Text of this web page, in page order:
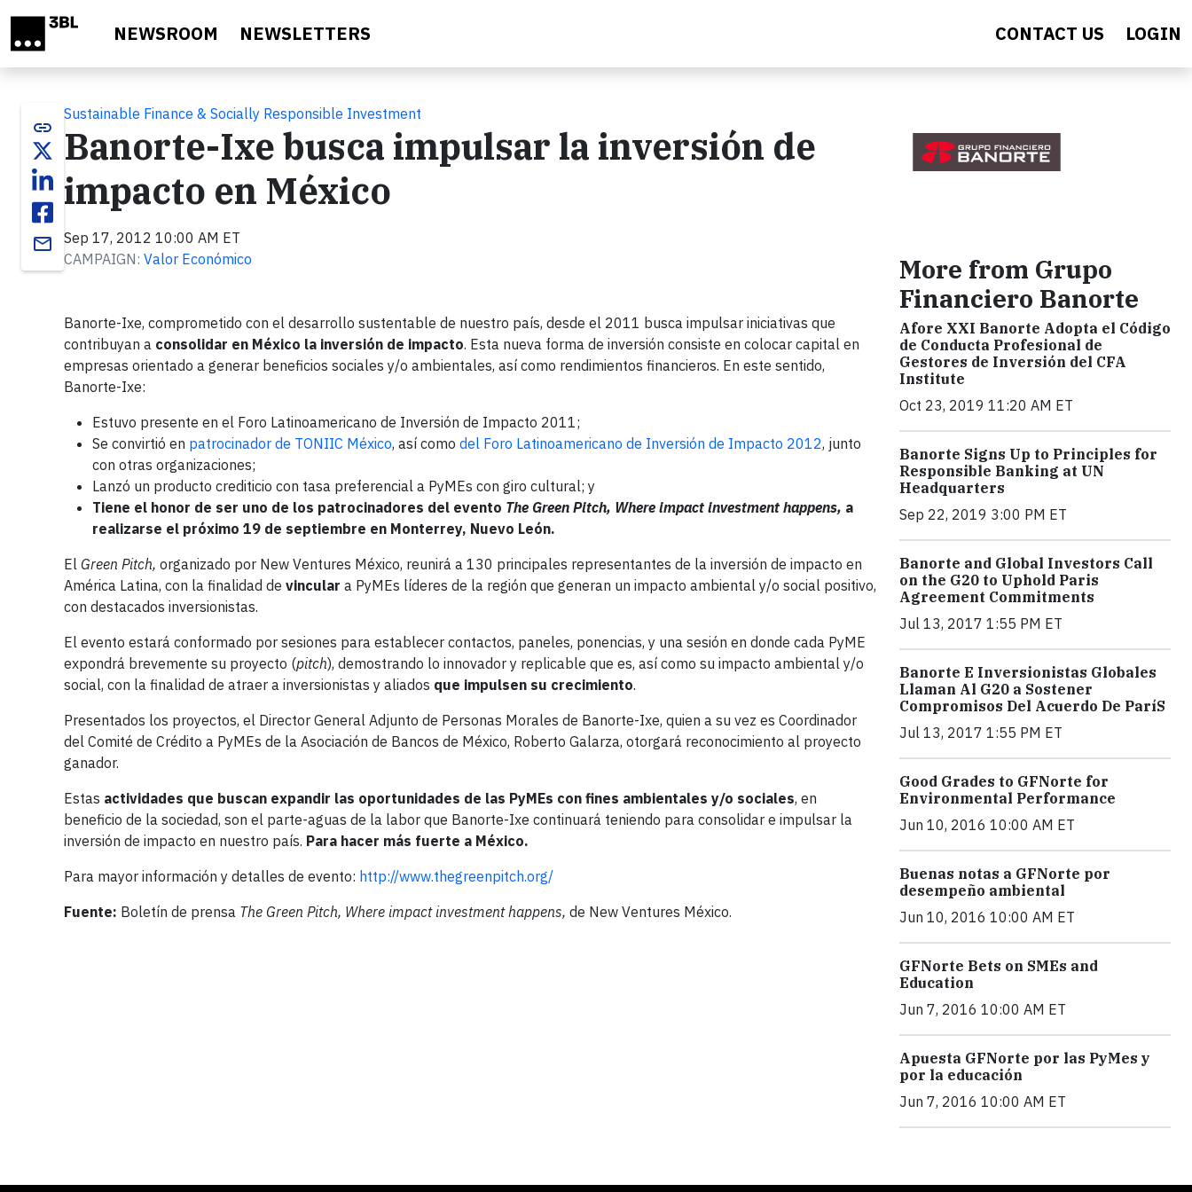
NEWSROOM NEWSLETTERS CONTACT US LOGIN
link
email
Sustainable Finance & Socially Responsible Investment
Banorte-Ixe busca impulsar la inversión de
impacto en México
Sep 17, 2012 10:00 AM ET
CAMPAIGN: Valor Económico
Banorte-Ixe, comprometido con el desarrollo sustentable de nuestro país, desde el 2011 busca impulsar iniciativas que
contribuyan a consolidar en México la inversión de impacto. Esta nueva forma de inversión consiste en colocar capital en
empresas orientado a generar beneficios sociales y/o ambientales, así como rendimientos financieros. En este sentido,
Banorte-Ixe:
Estuvo presente en el Foro Latinoamericano de Inversión de Impacto 2011;
Se convirtió en patrocinador de TONIIC México, así como del Foro Latinoamericano de Inversión de Impacto 2012, junto
con otras organizaciones;
Lanzó un producto crediticio con tasa preferencial a PyMEs con giro cultural; y
Tiene el honor de ser uno de los patrocinadores del evento The Green Pitch, Where impact investment happens, a
realizarse el próximo 19 de septiembre en Monterrey, Nuevo León.
El Green Pitch, organizado por New Ventures México, reunirá a 130 principales representantes de la inversión de impacto en
América Latina, con la finalidad de vincular a PyMEs líderes de la región que generan un impacto ambiental y/o social positivo,
con destacados inversionistas.
El evento estará conformado por sesiones para establecer contactos, paneles, ponencias, y una sesión en donde cada PyME
expondrá brevemente su proyecto (pitch), demostrando lo innovador y replicable que es, así como su impacto ambiental y/o
social, con la finalidad de atraer a inversionistas y aliados que impulsen su crecimiento.
Presentados los proyectos, el Director General Adjunto de Personas Morales de Banorte-Ixe, quien a su vez es Coordinador
del Comité de Crédito a PyMEs de la Asociación de Bancos de México, Roberto Galarza, otorgará reconocimiento al proyecto
ganador.
Estas actividades que buscan expandir las oportunidades de las PyMEs con fines ambientales y/o sociales, en
beneficio de la sociedad, son el parte-aguas de la labor que Banorte-Ixe continuará teniendo para consolidar e impulsar la
inversión de impacto en nuestro país. Para hacer más fuerte a México.
Para mayor información y detalles de evento: http://www.thegreenpitch.org/
Fuente: Boletín de prensa The Green Pitch, Where impact investment happens, de New Ventures México.
More from Grupo
Financiero Banorte
Afore XXI Banorte Adopta el Código
de Conducta Profesional de
Gestores de Inversión del CFA
Institute
Oct 23, 2019 11:20 AM ET
Banorte Signs Up to Principles for
Responsible Banking at UN
Headquarters
Sep 22, 2019 3:00 PM ET
Banorte and Global Investors Call
on the G20 to Uphold Paris
Agreement Commitments
Jul 13, 2017 1:55 PM ET
Banorte E Inversionistas Globales
Llaman Al G20 a Sostener
Compromisos Del Acuerdo De ParíS
Jul 13, 2017 1:55 PM ET
Good Grades to GFNorte for
Environmental Performance
Jun 10, 2016 10:00 AM ET
Buenas notas a GFNorte por
desempeño ambiental
Jun 10, 2016 10:00 AM ET
GFNorte Bets on SMEs and
Education
Jun 7, 2016 10:00 AM ET
Apuesta GFNorte por las PyMes y
por la educación
Jun 7, 2016 10:00 AM ET